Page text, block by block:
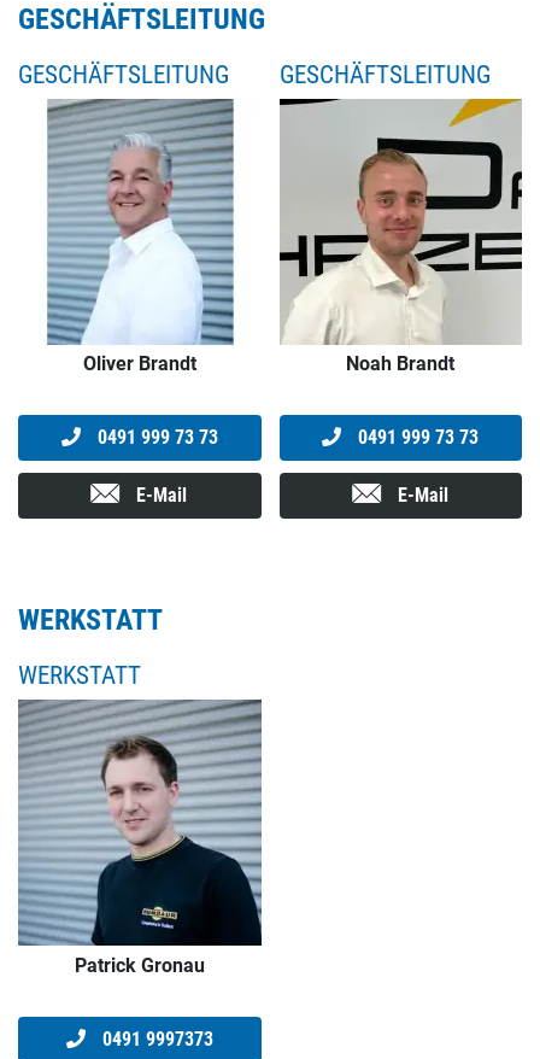
GESCHÄFTSLEITUNG
GESCHÄFTSLEITUNG
Oliver Brandt
0491 999 73 73
E-Mail
GESCHÄFTSLEITUNG
Noah Brandt
0491 999 73 73
E-Mail
WERKSTATT
WERKSTATT
Patrick Gronau
0491 9997373